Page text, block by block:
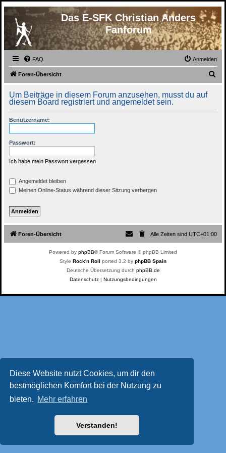
Diese Website nutzt Cookies, um dir den
bestmöglichen Komfort bei der Nutzung zu
bieten. Mehr erfahren
Verstanden!
Das E-SFK Christian Anders
Fanforum
FAQ Anmelden
Foren-Übersicht
h
Um Beiträge in diesem Forum anzusehen, musst du auf
diesem Board registriert und angemeldet sein.
Benutzername:
Passwort:
Ich habe mein Passwort vergessen
Angemeldet bleiben
Meinen Online-Status während dieser Sitzung verbergen
Foren-Übersicht Alle Zeiten sind UTC+01:00
Powered by phpBB® Forum Software © phpBB Limited
Style Rock'n Roll ported 3.2 by phpBB Spain
Deutsche Übersetzung durch phpBB.de
Datenschutz| Nutzungsbedingungen